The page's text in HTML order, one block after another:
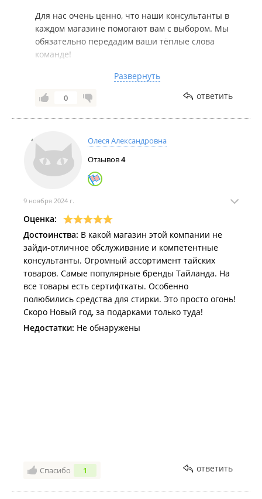
Для нас очень ценно, что наши консультанты в
каждом магазине помогают вам с выбором. Мы
обязательно передадим ваши тёплые слова
команде!
Спасибо за ваше доверие к «Тайской Лавке».
Ждём вас снова за приятными покупками и
хорошим настроением ✨
Развернуть
0 ответить
Олеся Александровна
Отзывов4
9 ноября 2024 г.
Оценка:
Достоинства: В какой магазин этой компании не
зайди-отличное обслуживание и компетентные
консультанты. Огромный ассортимент тайских
товаров. Самые популярные бренды Тайланда. На
все товары есть сертифткаты. Особенно
полюбились средства для стирки. Это просто огонь!
Скоро Новый год, за подарками только туда!
Недостатки: Не обнаружены
Спасибо 1 ответить